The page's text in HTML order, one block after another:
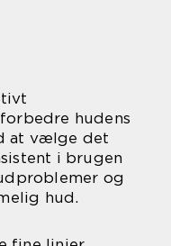
hudens
at vælge det
i brugen
og
hud.